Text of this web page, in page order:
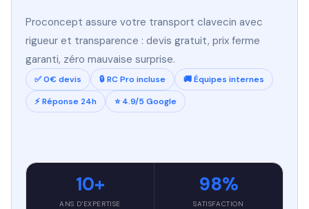
Proconcept assure votre transport clavecin avec
rigueur et transparence : devis gratuit, prix ferme
garanti, zéro mauvaise surprise.
✅ 0€ devis 🔒 RC Pro incluse
🚚 Équipes internes
⚡ Réponse 24h
⭐ 4.9/5 Google
10+
ANS D'EXPERTISE
98%
SATISFACTION